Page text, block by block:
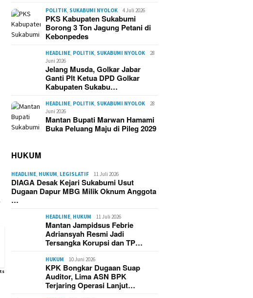
POLITIK, SUKABUMI NYOLOK 4 Juli 2026
PKS Kabupaten Sukabumi
Borong 3 Ton Jagung Petani di
Kebonpedes
HEADLINE, POLITIK, SUKABUMI NYOLOK
28
Juni 2026
Jelang Musda, Golkar Jabar
Ganti Plt Ketua DPD Golkar
Kabupaten Sukabu…
HEADLINE, POLITIK, SUKABUMI NYOLOK
28
Juni 2026
Mantan Bupati Marwan Hamami
Buka Peluang Maju di Pileg 2029
HUKUM
HEADLINE, HUKUM, LEGISLATIF 11 Juli 2026
DIAGA Desak Kejari Sukabumi Usut
Dugaan Dapur MBG Milik Oknum Anggota
…
HEADLINE, HUKUM 11 Juli 2026
Mantan Jampidsus Febrie
Adriansyah Resmi Jadi
Tersangka Korupsi dan TP…
HUKUM 10 Juni 2026
KPK Bongkar Dugaan Suap
Auditor, Lima ASN BPK
Terjaring Operasi Lanjut…